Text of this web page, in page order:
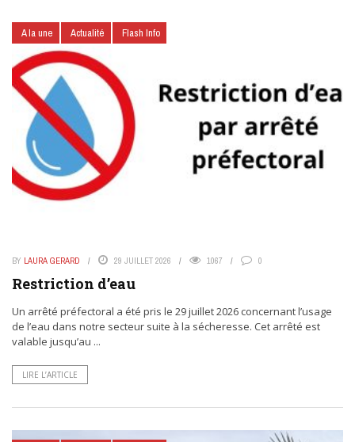
A la une Actualité Flash Info
BY LAURA GERARD 29 JUILLET 2026 1067 0
Restriction d’eau
Un arrêté préfectoral a été pris le 29 juillet 2026 concernant l’usage
de l’eau dans notre secteur suite à la sécheresse. Cet arrêté est
valable jusqu’au ...
LIRE L’ARTICLE